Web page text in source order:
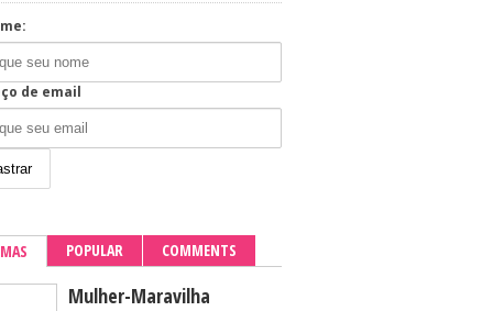
de email
POPULAR COMMENTS
Mulher-Maravilha